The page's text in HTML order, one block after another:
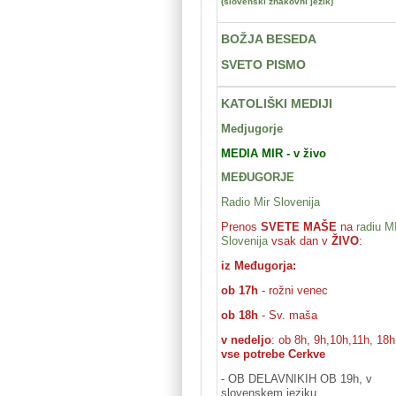
BOŽJA BESEDA
SVETO PISMO
KATOLIŠKI MEDIJI
Medjugorje
MEDIA MIR - v živo
MEĐUGORJE
Radio Mir Slovenija
Prenos SVETE MAŠEna radiu
Slovenijavsak dan vŽIVO:
iz Međugorja:
ob 17h- rožni venec
ob 18h- Sv. maša
v nedeljo: ob 8h, 9h,10h,11h, 18h
vse potrebe Cerkve
- OB DELAVNIKIH OB 19h, v
slovenskem jeziku